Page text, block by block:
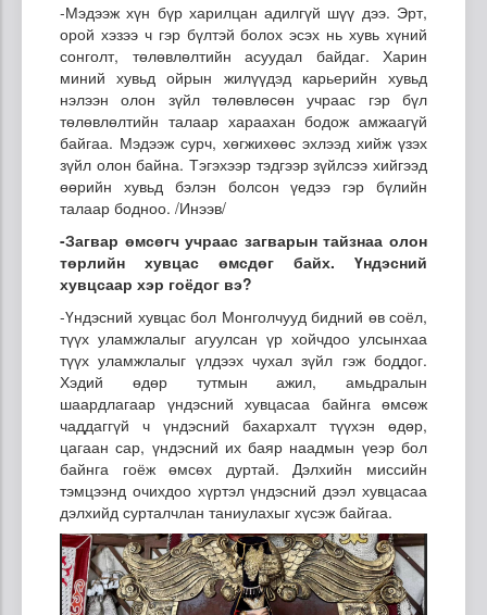
-Мэдээж хүн бүр харилцан адилгүй шүү дээ. Эрт,
орой хэзээ ч гэр бүлтэй болох эсэх нь хувь хүний
сонголт, төлөвлөлтийн асуудал байдаг. Харин
миний хувьд ойрын жилүүдэд карьерийн хувьд
нэлээн олон зүйл төлөвлөсөн учраас гэр бүл
төлөвлөлтийн талаар хараахан бодож амжаагүй
байгаа. Мэдээж сурч, хөгжихөөс эхлээд хийж үзэх
зүйл олон байна. Тэгэхээр тэдгээр зүйлсээ хийгээд
өөрийн хувьд бэлэн болсон үедээ гэр бүлийн
талаар бодноо. /Инээв/
-Загвар өмсөгч учраас загварын тайзнаа олон
төрлийн хувцас өмсдөг байх. Үндэсний
хувцсаар хэр гоёдог вэ?
-Үндэсний хувцас бол Монголчууд бидний өв соёл,
түүх уламжлалыг агуулсан үр хойчдоо улсынхаа
түүх уламжлалыг үлдээх чухал зүйл гэж боддог.
Хэдий өдөр тутмын ажил, амьдралын
шаардлагаар үндэсний хувцасаа байнга өмсөж
чаддаггүй ч үндэсний бахархалт түүхэн өдөр,
цагаан сар, үндэсний их баяр наадмын үеэр бол
байнга гоёж өмсөх дуртай. Дэлхийн миссийн
тэмцээнд очихдоо хүртэл үндэсний дээл хувцасаа
дэлхийд сурталчлан таниулахыг хүсэж байгаа.